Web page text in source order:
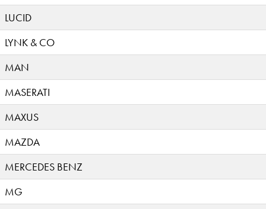
LUCID
LYNK & CO
MAN
MASERATI
MAXUS
MAZDA
MERCEDES BENZ
MG